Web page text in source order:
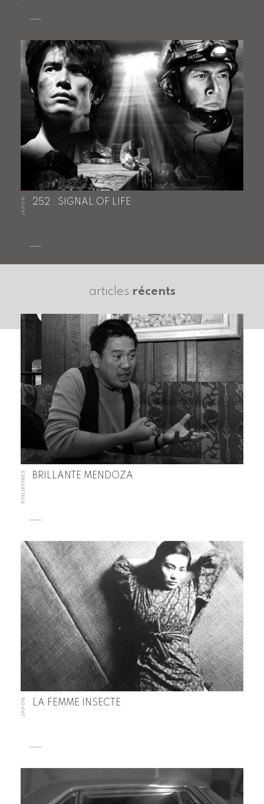
JAPON 252 : SIGNAL OF LIFE
articles récents
PHILIPPINES BRILLANTE MENDOZA
JAPON LA FEMME INSECTE